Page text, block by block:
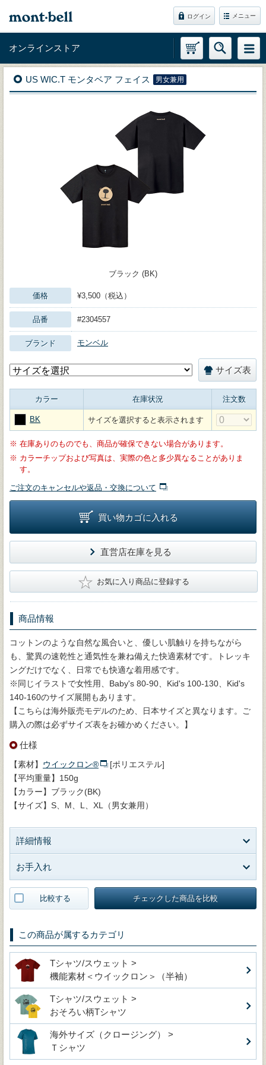
ログイン メニュー
オンラインストア
US WIC.T モンタベア フェイス 男女兼用
ブラック (BK)
価格 ¥3,500（税込）
品番 #2304557
ブランド モンベル
サイズ表
カラー 在庫状況 注文数
BK サイズを選択すると表示されます
※ 在庫ありのものでも、商品が確保できない場合があります。
※ カラーチップおよび写真は、実際の色と多少異なることがありま
す。
ご注文のキャンセルや返品・交換について
買い物カゴに入れる
直営店在庫を見る
★ お気に入り商品に登録する
商品情報
コットンのような自然な風合いと、優しい肌触りを持ちながら
も、驚異の速乾性と通気性を兼ね備えた快適素材です。トレッキ
ングだけでなく、日常でも快適な着用感です。
※同じイラストで女性用、Baby's 80-90、Kid's 100-130、Kid's
140-160のサイズ展開もあります。
【こちらは海外販売モデルのため、日本サイズと異なります。ご
購入の際は必ずサイズ表をお確かめください。】
仕様
【素材】 ウイックロン®
[ポリエステル]
【平均重量】150g
【カラー】ブラック(BK)
【サイズ】S、M、L、XL（男女兼用）
詳細情報
お手入れ
比較する チェックした商品を比較
この商品が属するカテゴリ
Tシャツ/スウェット >
機能素材＜ウイックロン＞（半袖）
Tシャツ/スウェット >
おそろい柄Tシャツ
海外サイズ（クロージング） >
Ｔシャツ